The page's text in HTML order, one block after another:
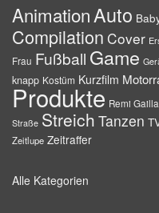
AnimationAuto
Compilation Cover
Frau Fußball Game
knapp Kostüm Kurzfilm
Produkte Remi
Straße Streich Tanzen
Zeitlupe Zeitraffer
Alle Kategorien